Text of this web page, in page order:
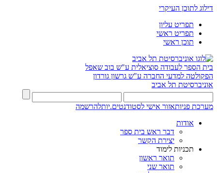
דילוג לתוכן העיקרי
תפריט עליון
תפריט ראשי
תוכן ראשי
בית הספר לעבודה סוציאלית ע"ש בוב שאפל
הפקולטה למדעי החברה ע"ש גרשון גורדון
אוניברסיטת תל אביב
מערכת פניותאזור אישי לסטודנטים.יותלהרשמה
אודות
דבר ראש בית ספר
יצירת הקשר
תכניות לימוד
תואר ראשון
תואר שני